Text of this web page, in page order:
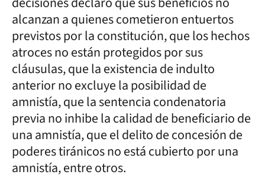
alcanzan a quienes cometieron entuertos
previstos por la constitución, que los hechos
atroces no están protegidos por sus
cláusulas, que la existencia de indulto
anterior no excluye la posibilidad de
amnistía, que la sentencia condenatoria
previa no inhibe la calidad de beneficiario de
una amnistía, que el delito de concesión de
poderes tiránicos no está cubierto por una
amnistía, entre otros.